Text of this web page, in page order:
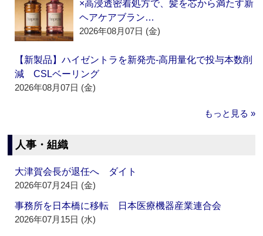
×高浸透密着処方で、髪を芯から満たす新
ヘアケアブラン…
2026年08月07日 (金)
【新製品】ハイゼントラを新発売‐高用量化で投与本数削
減 CSLベーリング
2026年08月07日 (金)
もっと見る »
人事・組織
大津賀会長が退任へ ダイト
2026年07月24日 (金)
事務所を日本橋に移転 日本医療機器産業連合会
2026年07月15日 (水)